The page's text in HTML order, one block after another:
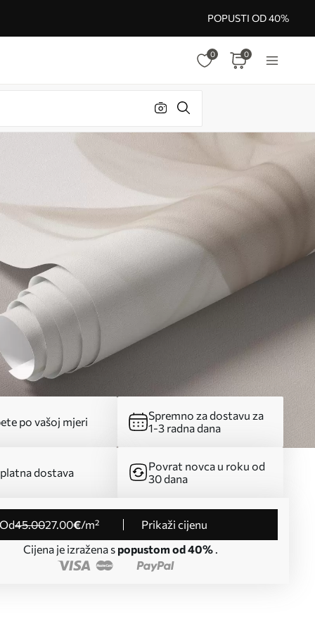
POPUSTI OD 40%
0 0
po vašoj mjeri
Spremno za dostavu za
1-3 radna dana
dostava
Povrat novca u roku od
30 dana
od45.0027.00€/m²
Prikaži cijenu
Cijena je izražena s popustom od 40%.